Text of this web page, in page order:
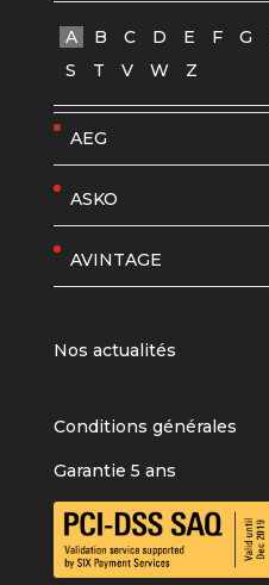
A B C D E F G
S
T V W Z
AEG
ASKO
AVINTAGE
Nos actualités
Conditions générales
Garantie 5 ans